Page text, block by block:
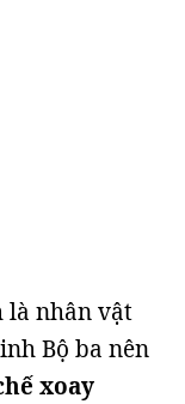
là nhân vật
Bộ ba nên
xoay